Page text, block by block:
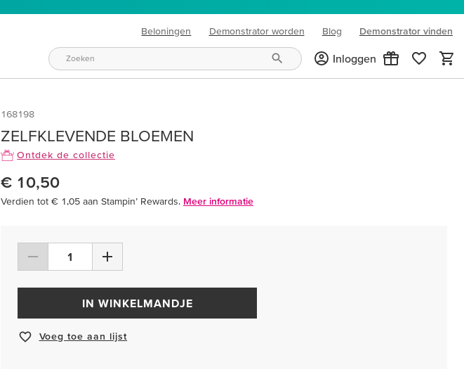
Beloningen Demonstrator worden Blog
(opens in new tab)
Demonstrator vinden
Inloggen
168198
ZELFKLEVENDE BLOEMEN
Ontdek de collectie
€ 10,50
Verdien tot € 1,05 aan Stampin’ Rewards. Meer informatie
IN WINKELMANDJE
Voeg toe aan lijst